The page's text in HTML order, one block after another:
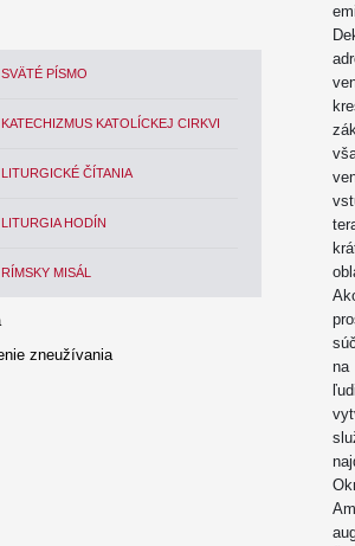
SVÄTÉ PÍSMO
KATECHIZMUS KATOLÍCKEJ CIRKVI
LITURGICKÉ ČÍTANIA
LITURGIA HODÍN
RÍMSKY MISÁL
na